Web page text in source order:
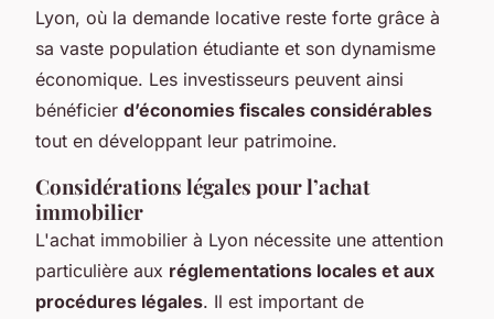
Lyon, où la demande locative reste forte grâce à
sa vaste population étudiante et son dynamisme
économique. Les investisseurs peuvent ainsi
bénéficier d’économies fiscales considérables
tout en développant leur patrimoine.
Considérations légales pour l’achat
immobilier
L'achat immobilier à Lyon nécessite une attention
particulière aux réglementations locales et aux
procédures légales. Il est important de